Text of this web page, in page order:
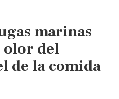
las
tortugas
marinas
(Foro
marinas
olor del
de la comida